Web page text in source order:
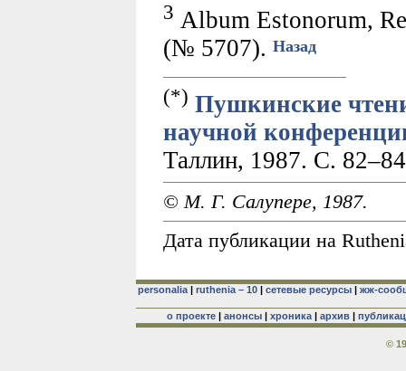
3 Album Estonorum,
(№ 5707). Назад
(*) Пушкинские
научной
Таллин, 1987. С.
© М. Г. Салупере, 1987.
Дата публикации на
personalia| ruthenia – 10| сетевые ресурсы| жж-
о проекте| анонсы| хроника| архив|
©